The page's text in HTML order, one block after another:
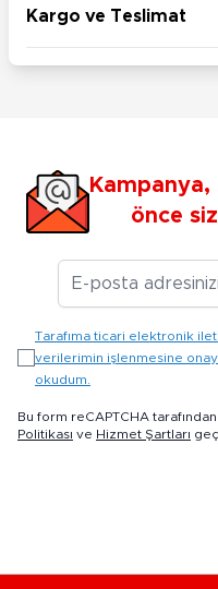
Kargo ve Teslimat
önce
Tarafıma ticari elektronik
verilerimin işlenmesine
okudum.
Bu form reCAPTCHA
Politikası ve Hizmet Şartları